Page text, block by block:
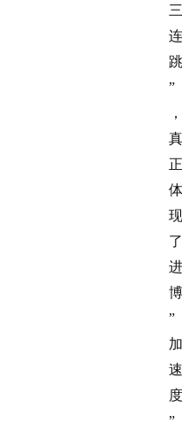
三
连
跳
”
，
真
正
体
现
了
进
博
”
加
速
度
”